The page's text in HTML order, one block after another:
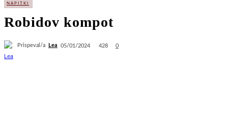
NAPITKI
Robidov kompot
Prispeval/a Lea 05/01/2024 428 0